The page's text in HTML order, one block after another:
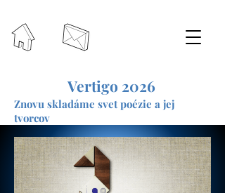
Vertigo 2026
Znovu skladáme svet poézie a jej
tvorcov